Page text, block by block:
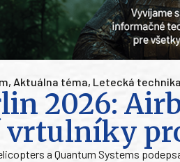
, Aktuálna téma, Letecká technika
2026:
a Quantum Systems